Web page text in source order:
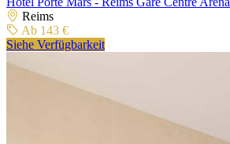
Reims
Ab 143 €
Siehe Verfügbarkeit